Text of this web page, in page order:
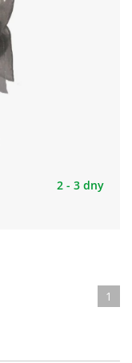
2 - 3 dny
1